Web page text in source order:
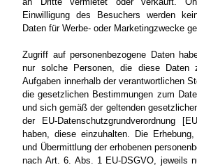
Einwilligung des Besuchers werden
Daten für Werbe- oder Marketingzwecke
Zugriff auf personenbezogene Daten
nur solche Personen, die diese Daten
Aufgaben innerhalb der verantwortlichen
die gesetzlichen Bestimmungen zum
und sich gemäß der geltenden
der EU-Datenschutzgrundverordnung
haben, diese einzuhalten. Die
und Übermittlung der erhobenen
nach Art. 6. Abs. 1 EU-DSGVO, jeweils